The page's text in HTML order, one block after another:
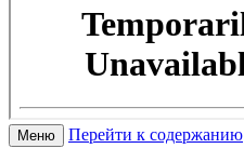
Меню Перейти к содержанию